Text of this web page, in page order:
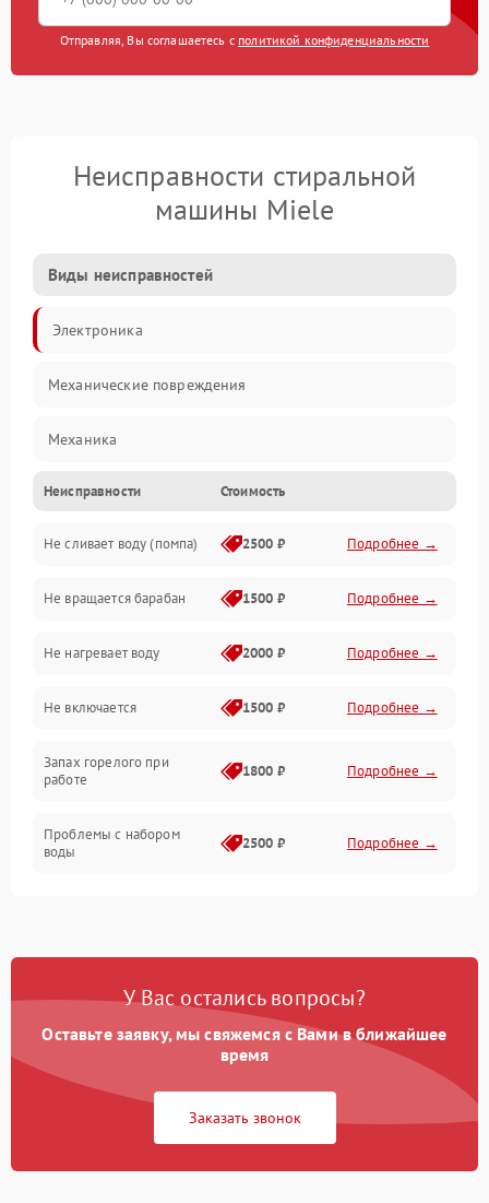
Отправляя, Вы соглашаетесь с политикой конфиденциальности
Неисправности стиральной
машины Miele
Виды неисправностей
Электроника
Механические повреждения
Механика
Электропитание
Водоснабжение
Слив
Программное обеспечение
Неисправности Стоимость
Не сливает воду (помпа) 2500 ₽ Подробнее →
Не вращается барабан 1500 ₽ Подробнее →
Не нагревает воду 2000 ₽ Подробнее →
Не включается 1500 ₽ Подробнее →
Запах горелого при
работе
1800 ₽ Подробнее →
Проблемы с набором
воды
2500 ₽ Подробнее →
Замена платы управления 2200 ₽ Подробнее →
У Вас остались вопросы?
Оставьте заявку, мы свяжемся с Вами в ближайшее
время
Заказать звонок